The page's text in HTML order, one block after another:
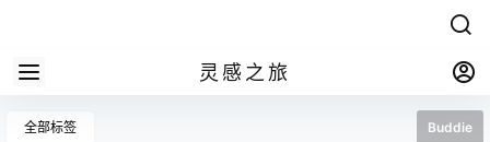
灵感之旅
全部标签 Buddie